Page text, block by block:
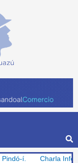
Charla Informativa